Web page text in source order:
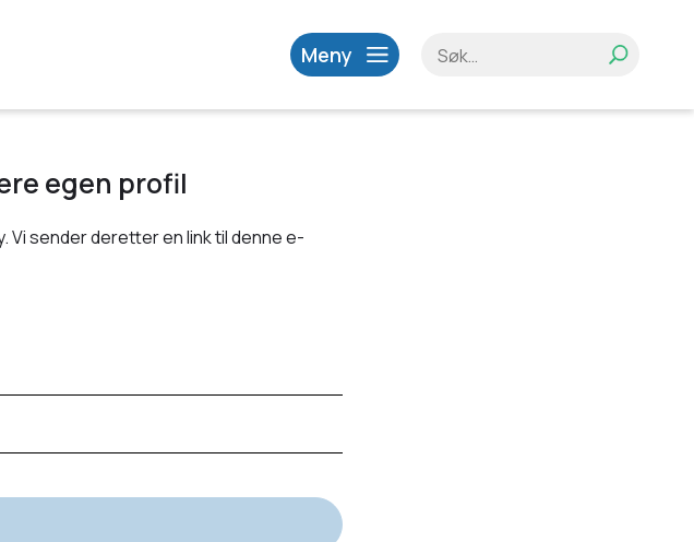
Meny
egen profil
Vi sender deretter en link til denne e-